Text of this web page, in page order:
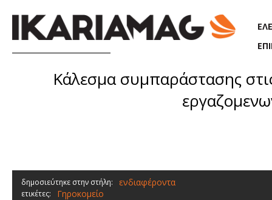
Κάλεσμα συμπαράστασης
δημοσιεύτηκε στην στήλη: ενδιαφέροντα
ετικέτες: Γηροκομείο